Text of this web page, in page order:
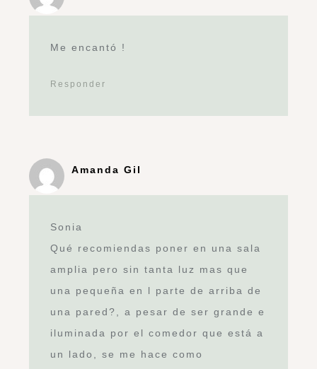
Me encantó !
Responder
Amanda Gil
Sonia
Qué recomiendas poner en una sala
amplia pero sin tanta luz mas que
una pequeña en l parte de arriba de
una pared?, a pesar de ser grande e
iluminada por el comedor que está a
un lado, se me hace como